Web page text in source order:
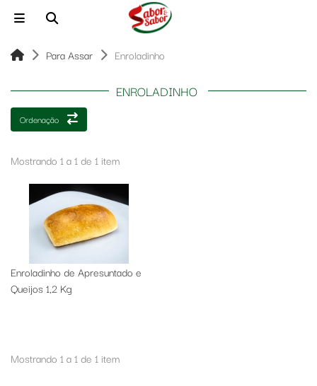
Para Assar Enroladinho
ENROLADINHO
Ordenação
Mostrando 1 a 1 de 1 item
Enroladinho de Apresuntado e
Queijos 1,2 Kg
Mostrando 1 a 1 de 1 item